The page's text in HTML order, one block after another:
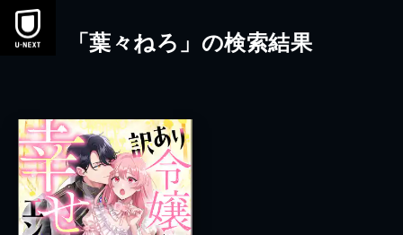
本文へスキップ
「葉々ねろ」の検索結果